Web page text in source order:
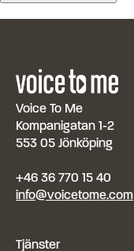
Voice To Me
Kompanigatan 1-2
553 05 Jönköping
+46 36 770 15 40
info@voicetome.com
Tjänster